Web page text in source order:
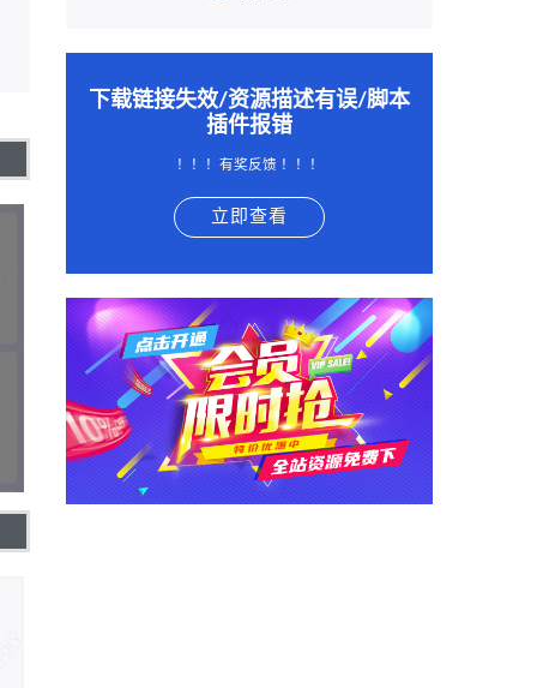
下载链接失效/资源描述有误/脚本
插件报错
！！！有奖反馈 ！！！
立即查看